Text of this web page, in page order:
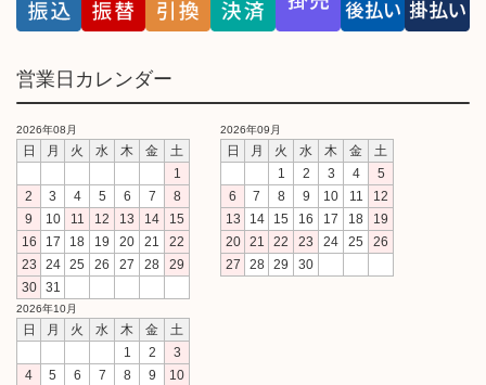
営業日カレンダー
2026年08月
日 月 火 水 木 金
土
1
2
3 4 5 6 7
8
9
10 11 12 13 14
15
16
17 18 19 20 21
22
23
24 25 26 27 28
29
30
31
2026年09月
日 月 火 水 木 金
土
1
2 3 4
5
6
7 8 9 10 11
12
13
14 15 16 17 18
19
20
21 22 23 24 25
26
27
28 29 30
2026年10月
日 月 火 水 木 金
土
1
2
3
4
5 6 7 8 9 10